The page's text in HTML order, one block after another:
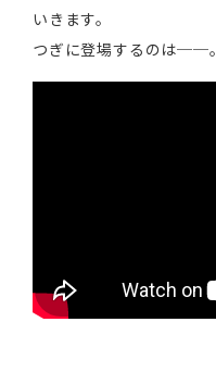
いきます。
つぎに登場するのは──。